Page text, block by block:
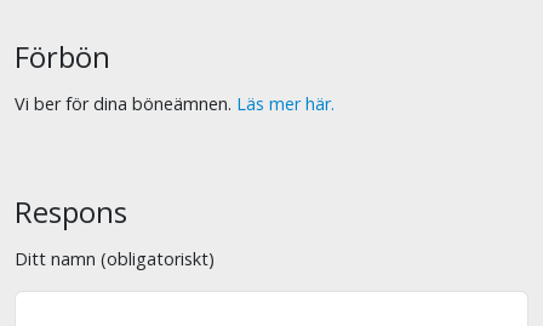
Förbön
Vi ber för dina böneämnen. Läs mer här.
Respons
Ditt namn (obligatoriskt)